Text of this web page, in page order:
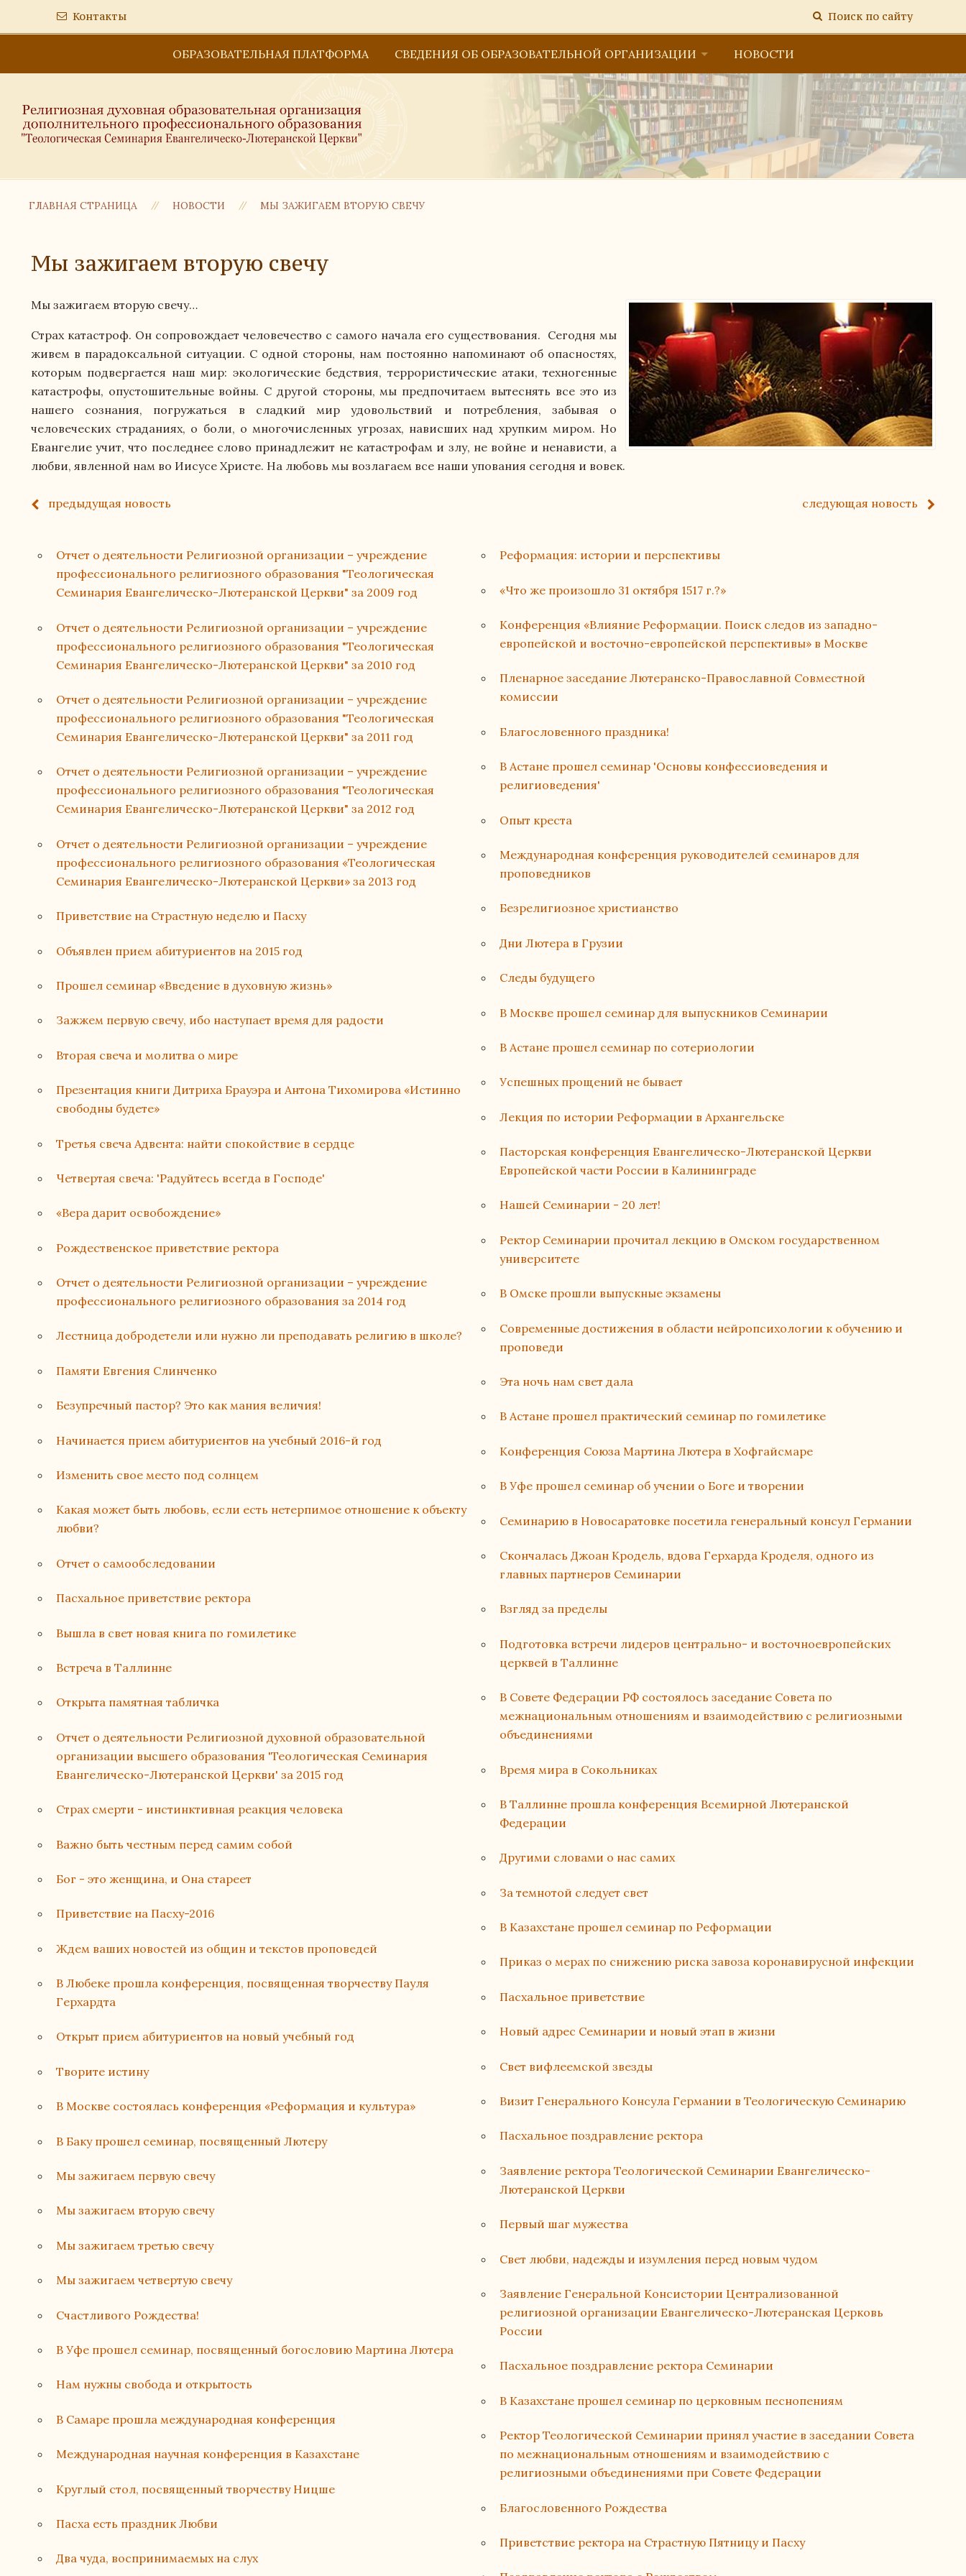
Контакты Поиск по сайту
ОБРАЗОВАТЕЛЬНАЯ ПЛАТФОРМА СВЕДЕНИЯ ОБ ОБРАЗОВАТЕЛЬНОЙ ОРГАНИЗАЦИИ
Структура и органы управления образовательной организацией
Документы
Материально-техническое обеспечение и оснащенность образовательного процесса. Доступная
Стипендия и меры поддержки обучающихся
Платные образовательные услуги
Финансово-хозяйственная деятельность
Международное сотрудничество
Организация питания в образовательной организации
История Теологической Семинарии Евангелическо-Лютеранской Церкви
НОВОСТИ
ГЛАВНАЯ СТРАНИЦА НОВОСТИ МЫ ЗАЖИГАЕМ ВТОРУЮ СВЕЧУ
Мы зажигаем вторую свечу
Мы зажигаем вторую свечу…
Страх катастроф. Он сопровождает человечество с самого начала его существования. Сегодня мы
живем в парадоксальной ситуации. С одной стороны, нам постоянно напоминают об опасностях,
которым подвергается наш мир: экологические бедствия, террористические атаки, техногенные
катастрофы, опустошительные войны. С другой стороны, мы предпочитаем вытеснять все это из
нашего сознания, погружаться в сладкий мир удовольствий и потребления, забывая о
человеческих страданиях, о боли, о многочисленных угрозах, нависших над хрупким миром. Но
Евангелие учит, что последнее слово принадлежит не катастрофам и злу, не войне и ненависти, а
любви, явленной нам во Иисусе Христе. На любовь мы возлагаем все наши упования сегодня и вовек.
предыдущая новость следующая новость
Отчет о деятельности Религиозной организации – учреждение
профессионального религиозного образования "Теологическая
Семинария Евангелическо-Лютеранской Церкви" за 2009 год
Отчет о деятельности Религиозной организации – учреждение
профессионального религиозного образования "Теологическая
Семинария Евангелическо-Лютеранской Церкви" за 2010 год
Отчет о деятельности Религиозной организации – учреждение
профессионального религиозного образования "Теологическая
Семинария Евангелическо-Лютеранской Церкви" за 2011 год
Отчет о деятельности Религиозной организации – учреждение
профессионального религиозного образования "Теологическая
Семинария Евангелическо-Лютеранской Церкви" за 2012 год
Отчет о деятельности Религиозной организации – учреждение
профессионального религиозного образования «Теологическая
Семинария Евангелическо-Лютеранской Церкви» за 2013 год
Приветствие на Страстную неделю и Пасху
Объявлен прием абитуриентов на 2015 год
Прошел семинар «Введение в духовную жизнь»
Зажжем первую свечу, ибо наступает время для радости
Вторая свеча и молитва о мире
Презентация книги Дитриха Брауэра и Антона Тихомирова «Истинно
свободны будете»
Третья свеча Адвента: найти спокойствие в сердце
Четвертая свеча: 'Радуйтесь всегда в Господе'
«Вера дарит освобождение»
Рождественское приветствие ректора
Отчет о деятельности Религиозной организации – учреждение
профессионального религиозного образования за 2014 год
Лестница добродетели или нужно ли преподавать религию в школе?
Памяти Евгения Слинченко
Безупречный пастор? Это как мания величия!
Начинается прием абитуриентов на учебный 2016-й год
Изменить свое место под солнцем
Какая может быть любовь, если есть нетерпимое отношение к объекту
любви?
Отчет о самообследовании
Пасхальное приветствие ректора
Вышла в свет новая книга по гомилетике
Встреча в Таллинне
Открыта памятная табличка
Отчет о деятельности Религиозной духовной образовательной
организации высшего образования 'Теологическая Семинария
Евангелическо-Лютеранской Церкви' за 2015 год
Страх смерти - инстинктивная реакция человека
Важно быть честным перед самим собой
Бог - это женщина, и Она стареет
Приветствие на Пасху-2016
Ждем ваших новостей из общин и текстов проповедей
В Любеке прошла конференция, посвященная творчеству Пауля
Герхардта
Открыт прием абитуриентов на новый учебный год
Творите истину
В Москве состоялась конференция «Реформация и культура»
В Баку прошел семинар, посвященный Лютеру
Мы зажигаем первую свечу
Мы зажигаем вторую свечу
Мы зажигаем третью свечу
Мы зажигаем четвертую свечу
Счастливого Рождества!
В Уфе прошел семинар, посвященный богословию Мартина Лютера
Нам нужны свобода и открытость
В Самаре прошла международная конференция
Международная научная конференция в Казахстане
Круглый стол, посвященный творчеству Ницше
Пасха есть праздник Любви
Два чуда, воспринимаемых на слух
Реформация: истории и перспективы
«Что же произошло 31 октября 1517 г.?»
Конференция «Влияние Реформации. Поиск следов из западно-
европейской и восточно-европейской перспективы» в Москве
Пленарное заседание Лютеранско-Православной Совместной
комиссии
Благословенного праздника!
В Астане прошел семинар 'Основы конфессиоведения и
религиоведения'
Опыт креста
Международная конференция руководителей семинаров для
проповедников
Безрелигиозное христианство
Дни Лютера в Грузии
Следы будущего
В Москве прошел семинар для выпускников Семинарии
В Астане прошел семинар по сотериологии
Успешных прощений не бывает
Лекция по истории Реформации в Архангельске
Пасторская конференция Евангелическо-Лютеранской Церкви
Европейской части России в Калининграде
Нашей Семинарии - 20 лет!
Ректор Семинарии прочитал лекцию в Омском государственном
университете
В Омске прошли выпускные экзамены
Современные достижения в области нейропсихологии к обучению и
проповеди
Эта ночь нам свет дала
В Астане прошел практический семинар по гомилетике
Конференция Союза Мартина Лютера в Хофгайсмаре
В Уфе прошел семинар об учении о Боге и творении
Семинарию в Новосаратовке посетила генеральный консул Германии
Cкончалась Джоан Кродель, вдова Герхарда Кроделя, одного из
главных партнеров Семинарии
Взгляд за пределы
Подготовка встречи лидеров центрально- и восточноевропейских
церквей в Таллинне
В Совете Федерации РФ состоялось заседание Совета по
межнациональным отношениям и взаимодействию с религиозными
объединениями
Время мира в Сокольниках
В Таллинне прошла конференция Всемирной Лютеранской
Федерации
Другими словами о нас самих
За темнотой следует свет
В Казахстане прошел семинар по Реформации
Приказ о мерах по снижению риска завоза коронавирусной инфекции
Пасхальное приветствие
Новый адрес Семинарии и новый этап в жизни
Свет вифлеемской звезды
Визит Генерального Консула Германии в Теологическую Семинарию
Пасхальное поздравление ректора
Заявление ректора Теологической Семинарии Евангелическо-
Лютеранской Церкви
Первый шаг мужества
Свет любви, надежды и изумления перед новым чудом
Заявление Генеральной Консистории Централизованной
религиозной организации Евангелическо-Лютеранская Церковь
России
Пасхальное поздравление ректора Семинарии
В Казахстане прошел семинар по церковным песнопениям
Ректор Теологической Семинарии принял участие в заседании Совета
по межнациональным отношениям и взаимодействию с
религиозными объединениями при Совете Федерации
Благословенного Рождества
Приветствие ректора на Страстную Пятницу и Пасху